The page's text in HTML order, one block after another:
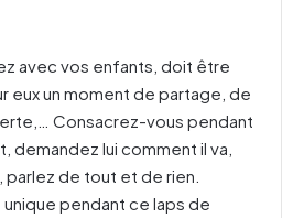
avec vos enfants, doit être
eux un moment de partage, de
Consacrez-vous pendant
demandez lui comment il va,
parlez de tout et de rien.
unique pendant ce laps de